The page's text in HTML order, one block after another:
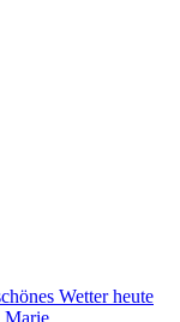
Wetter heute
Marie